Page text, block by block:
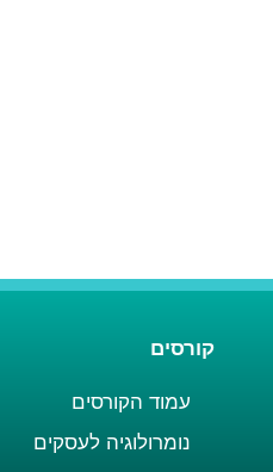
קורסים
עמוד הקורסים
נומרולוגיה לעסקים